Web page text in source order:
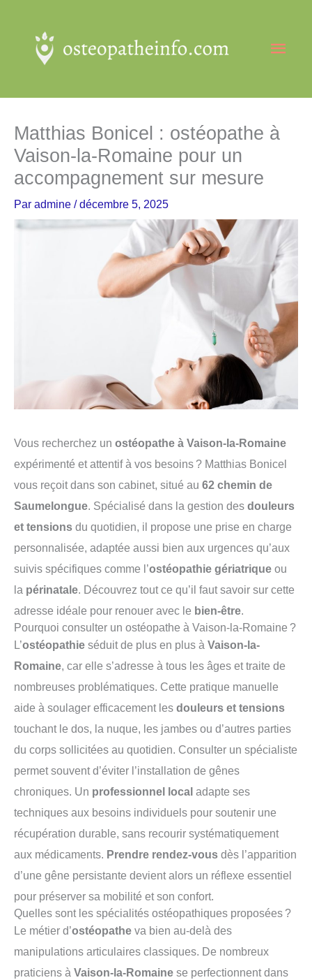
contenu
Matthias Bonicel : ostéopathe à
Vaison-la-Romaine pour un
accompagnement sur mesure
Par admine /décembre 5, 2025
Vous recherchez un ostéopathe à Vaison-la-Romaine
expérimenté et attentif à vos besoins ? Matthias Bonicel
vous reçoit dans son cabinet, situé au 62 chemin de
Saumelongue. Spécialisé dans la gestion des douleurs
et tensions du quotidien, il propose une prise en charge
personnalisée, adaptée aussi bien aux urgences qu’aux
suivis spécifiques comme l’ostéopathie gériatrique ou
la périnatale. Découvrez tout ce qu’il faut savoir sur cette
adresse idéale pour renouer avec le bien-être.
Pourquoi consulter un ostéopathe à Vaison-la-Romaine ?
L’ostéopathie séduit de plus en plus à Vaison-la-
Romaine, car elle s’adresse à tous les âges et traite de
nombreuses problématiques. Cette pratique manuelle
aide à soulager efficacement les douleurs et tensions
touchant le dos, la nuque, les jambes ou d’autres parties
du corps sollicitées au quotidien. Consulter un spécialiste
permet souvent d’éviter l’installation de gênes
chroniques. Un professionnel local adapte ses
techniques aux besoins individuels pour soutenir une
récupération durable, sans recourir systématiquement
aux médicaments. Prendre rendez-vous dès l’apparition
d’une gêne persistante devient alors un réflexe essentiel
pour préserver sa mobilité et son confort.
Quelles sont les spécialités ostéopathiques proposées ?
Le métier d’ostéopathe va bien au-delà des
manipulations articulaires classiques. De nombreux
praticiens à Vaison-la-Romaine se perfectionnent dans